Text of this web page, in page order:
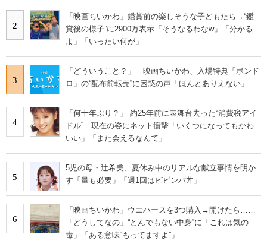
2
「映画ちいかわ」鑑賞前の楽しそうな子どもたち→“鑑
賞後の様子”に2900万表示「そうなるわなw」「分かる
よ」「いったい何が」
3
「どういうこと？」 映画ちいかわ、入場特典「ボンド
ロ」の“配布前転売”に困惑の声「ほんとありえない」
4
「何十年ぶり？」 約25年前に表舞台去った“消費税アイ
ドル” 現在の姿にネット衝撃「いくつになってもかわ
いい」「また会えるなんて」
5
5児の母・辻希美、夏休み中のリアルな献立事情を明か
す「量も必要」「週1回はビビンバ丼」
6
「映画ちいかわ」ウエハースを3つ購入→開けたら……
「どうしてなの」“とんでもない中身”に「これは気の
毒」「ある意味“もってますよ”」